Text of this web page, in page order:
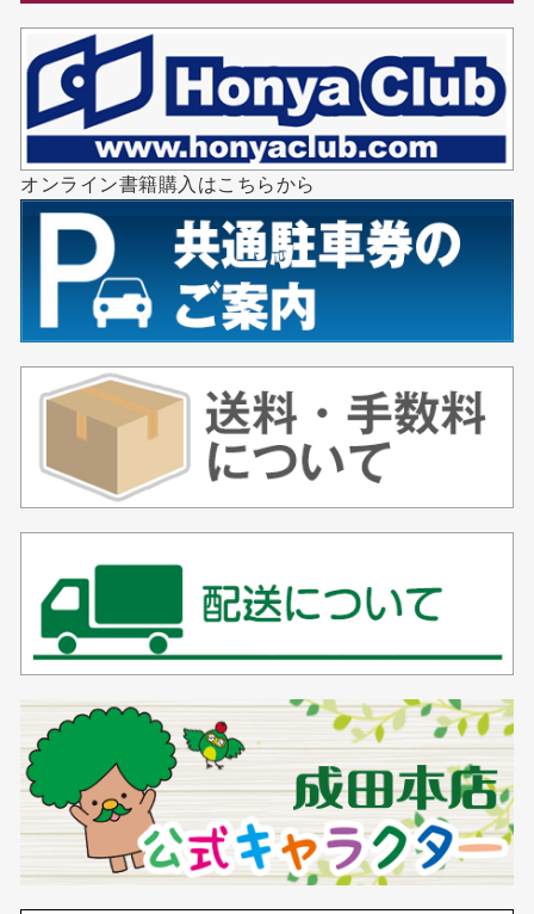
オンライン書籍購入はこちらから